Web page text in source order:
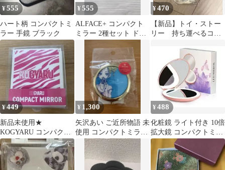
¥555
ハート柄 コンパクトミ
ラー 手鏡 ブラック
¥555
ALFACE+ コンパクト
ミラー 2種セット ドン
¥470
【新品】トイ・ストー
リー 持ち運べるコン
ニー ピクサー
¥449
新品未使用★
KOGYARU コンパクト
ミラー
¥ 1,300
矢沢あい ご近所物語 未
使用 コンパクトミラー
3COINSコラボ
¥488
化粧鏡 ライト付き 10倍
拡大鏡 コンパクトミラ
ー 女優ミラー LEDミ
ラー